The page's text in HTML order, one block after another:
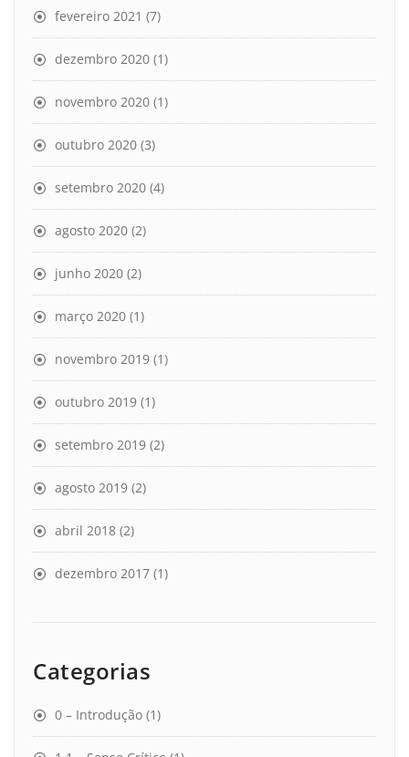
fevereiro 2021 (7)
dezembro 2020 (1)
novembro 2020 (1)
outubro 2020 (3)
setembro 2020 (4)
agosto 2020 (2)
junho 2020 (2)
março 2020 (1)
novembro 2019 (1)
outubro 2019 (1)
setembro 2019 (2)
agosto 2019 (2)
abril 2018 (2)
dezembro 2017 (1)
Categorias
0 – Introdução (1)